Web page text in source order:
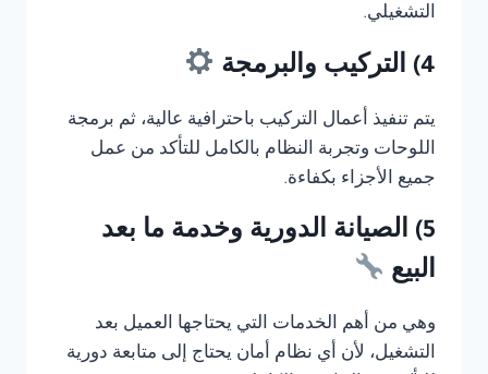
التشغيلي.
4) التركيب والبرمجة
يتم تنفيذ أعمال التركيب باحترافية عالية، ثم برمجة
اللوحات وتجربة النظام بالكامل للتأكد من عمل
جميع الأجزاء بكفاءة.
5) الصيانة الدورية وخدمة ما بعد
البيع
وهي من أهم الخدمات التي يحتاجها العميل بعد
التشغيل، لأن أي نظام أمان يحتاج إلى متابعة دورية